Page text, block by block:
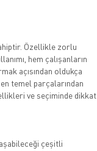
Özellikle zorlu
hem çalışanların
açısından oldukça
en temel parçalarından
ve seçiminde dikkat
çeşitli